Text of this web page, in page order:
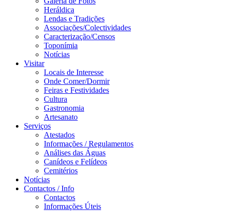
Heráldica
Lendas e Tradições
Associações/Colectividades
Caracterização/Censos
Toponímia
Notícias
Visitar
Locais de Interesse
Onde Comer/Dormir
Feiras e Festividades
Cultura
Gastronomia
Artesanato
Serviços
Atestados
Informações / Regulamentos
Análises das Águas
Canídeos e Felídeos
Cemitérios
Notícias
Contactos / Info
Contactos
Informações Úteis